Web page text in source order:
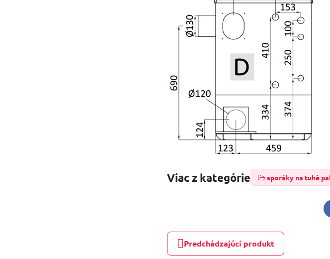
Viac z kategórie sporáky na tuhé
Predchádzajúci produkt